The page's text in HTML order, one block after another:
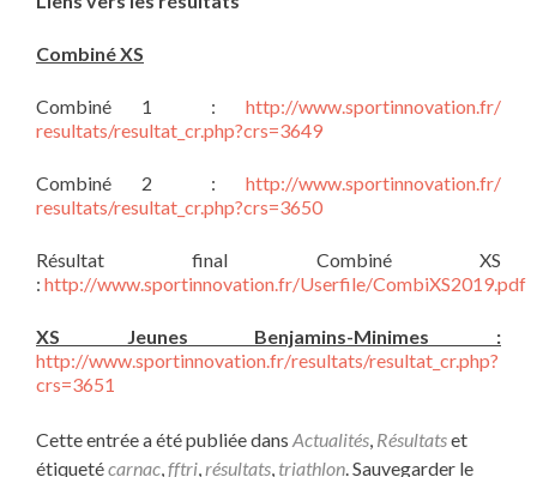
Combiné XS
Combiné 1 : http://www.sportinnovation.fr/
resultats/resultat_cr.php?crs=3649
Combiné 2 : http://www.sportinnovation.fr/
resultats/resultat_cr.php?crs=3650
Résultat final Combiné XS
: http://www.sportinnovation.fr/Userfile/CombiXS2019.pdf
XS Jeunes Benjamins-Minimes :
http://www.sportinnovation.fr/resultats/resultat_cr.php?
crs=3651
Cette entrée a été publiée dans Actualités, Résultatset
étiquetécarnac,fftri,résultats, triathlon. Sauvegarder le